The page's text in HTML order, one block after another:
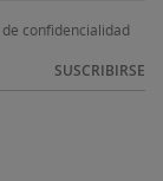
confidencialidad
SUSCRIBIRSE